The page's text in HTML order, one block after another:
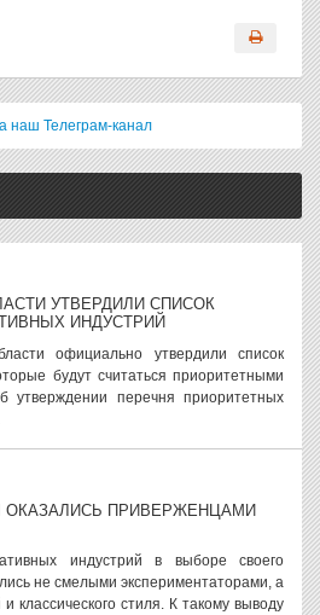
наш Телеграм-канал
УТВЕРДИЛИ СПИСОК
ИНДУСТРИЙ
официально утвердили список
будут считаться приоритетными
утверждении перечня приоритетных
ОКАЗАЛИСЬ ПРИВЕРЖЕНЦАМИ
индустрий в выборе своего
не смелыми экспериментаторами, а
классического стиля. К такому выводу